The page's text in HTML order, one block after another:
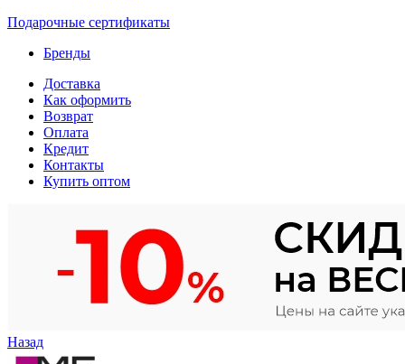
Подарочные сертификаты
Бренды
Доставка
Как оформить
Возврат
Оплата
Кредит
Контакты
Купить оптом
Назад